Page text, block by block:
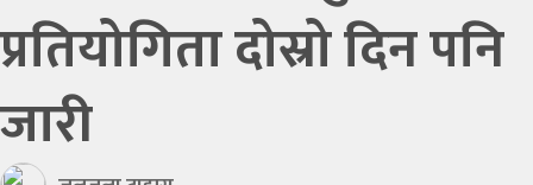
कृषि
रोचक
लेख
प्रतियोगिता दोस्रो दिन पनि
जारी